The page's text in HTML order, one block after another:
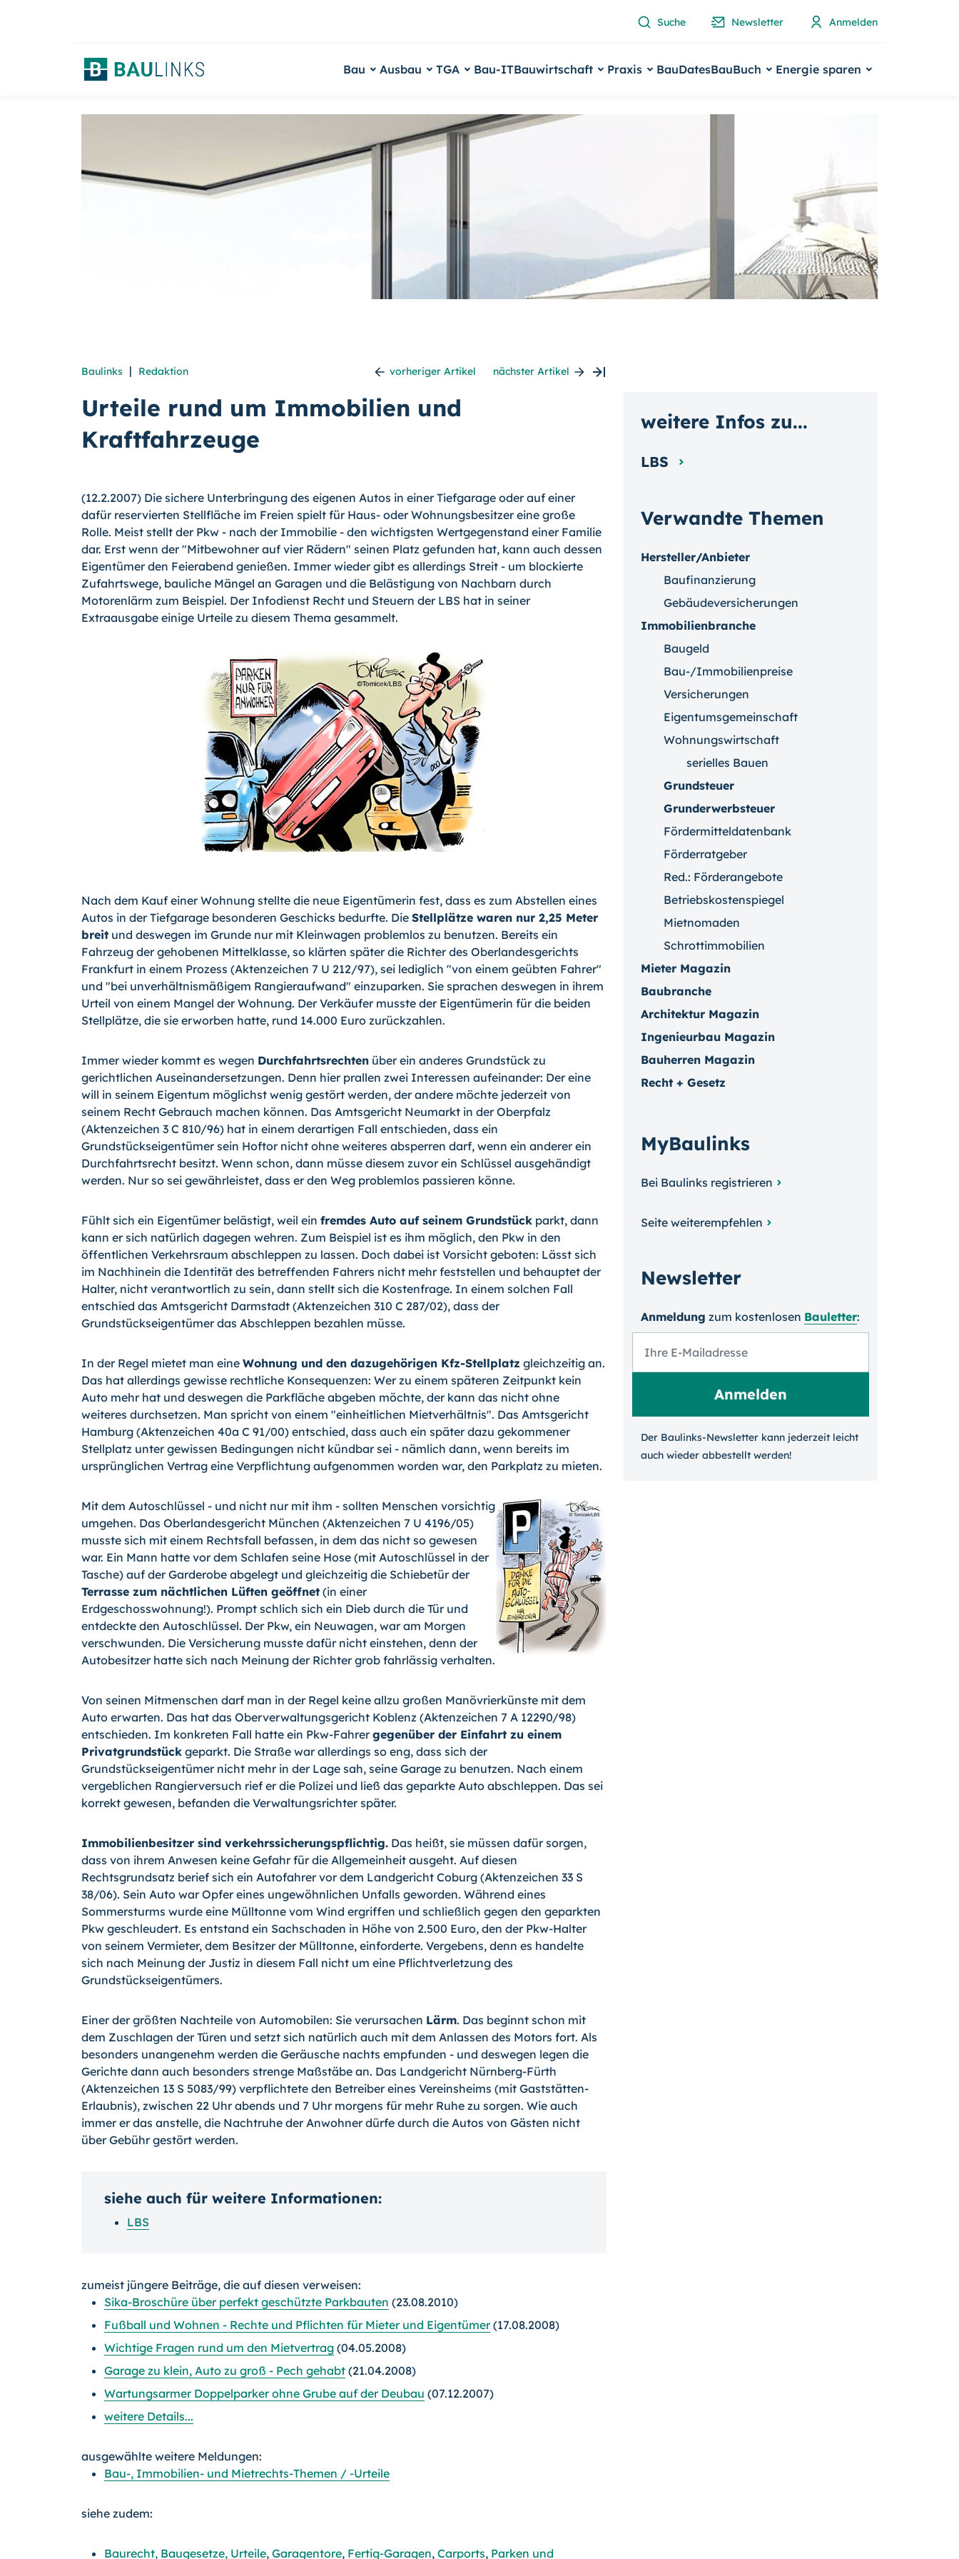
Suche Newsletter Anmelden
Bau Ausbau TGA Bau-ITBauwirtschaft Praxis BauDatesBauBuch Energie sparen
Baulinks | Redaktion vorheriger Artikel nächster Artikel
Urteile rund um Immobilien und
Kraftfahrzeuge
(12.2.2007) Die sichere Unterbringung des eigenen Autos in einer Tiefgarage oder auf einer
dafür reservierten Stellfläche im Freien spielt für Haus- oder Wohnungsbesitzer eine große
Rolle. Meist stellt der Pkw - nach der Immobilie - den wichtigsten Wertgegenstand einer Familie
dar. Erst wenn der "Mitbewohner auf vier Rädern" seinen Platz gefunden hat, kann auch dessen
Eigentümer den Feierabend genießen. Immer wieder gibt es allerdings Streit - um blockierte
Zufahrtswege, bauliche Mängel an Garagen und die Belästigung von Nachbarn durch
Motorenlärm zum Beispiel. Der Infodienst Recht und Steuern der LBS hat in seiner
Extraausgabe einige Urteile zu diesem Thema gesammelt.
Nach dem Kauf einer Wohnung stellte die neue Eigentümerin fest, dass es zum Abstellen eines
Autos in der Tiefgarage besonderen Geschicks bedurfte. Die Stellplätze waren nur 2,25 Meter
breit und deswegen im Grunde nur mit Kleinwagen problemlos zu benutzen. Bereits ein
Fahrzeug der gehobenen Mittelklasse, so klärten später die Richter des Oberlandesgerichts
Frankfurt in einem Prozess (Aktenzeichen 7 U 212/97), sei lediglich "von einem geübten Fahrer"
und "bei unverhältnismäßigem Rangieraufwand" einzuparken. Sie sprachen deswegen in ihrem
Urteil von einem Mangel der Wohnung. Der Verkäufer musste der Eigentümerin für die beiden
Stellplätze, die sie erworben hatte, rund 14.000 Euro zurückzahlen.
Immer wieder kommt es wegen Durchfahrtsrechten über ein anderes Grundstück zu
gerichtlichen Auseinandersetzungen. Denn hier prallen zwei Interessen aufeinander: Der eine
will in seinem Eigentum möglichst wenig gestört werden, der andere möchte jederzeit von
seinem Recht Gebrauch machen können. Das Amtsgericht Neumarkt in der Oberpfalz
(Aktenzeichen 3 C 810/96) hat in einem derartigen Fall entschieden, dass ein
Grundstückseigentümer sein Hoftor nicht ohne weiteres absperren darf, wenn ein anderer ein
Durchfahrtsrecht besitzt. Wenn schon, dann müsse diesem zuvor ein Schlüssel ausgehändigt
werden. Nur so sei gewährleistet, dass er den Weg problemlos passieren könne.
Fühlt sich ein Eigentümer belästigt, weil ein fremdes Auto auf seinem Grundstück parkt, dann
kann er sich natürlich dagegen wehren. Zum Beispiel ist es ihm möglich, den Pkw in den
öffentlichen Verkehrsraum abschleppen zu lassen. Doch dabei ist Vorsicht geboten: Lässt sich
im Nachhinein die Identität des betreffenden Fahrers nicht mehr feststellen und behauptet der
Halter, nicht verantwortlich zu sein, dann stellt sich die Kostenfrage. In einem solchen Fall
entschied das Amtsgericht Darmstadt (Aktenzeichen 310 C 287/02), dass der
Grundstückseigentümer das Abschleppen bezahlen müsse.
In der Regel mietet man eine Wohnung und den dazugehörigen Kfz-Stellplatz gleichzeitig an.
Das hat allerdings gewisse rechtliche Konsequenzen: Wer zu einem späteren Zeitpunkt kein
Auto mehr hat und deswegen die Parkfläche abgeben möchte, der kann das nicht ohne
weiteres durchsetzen. Man spricht von einem "einheitlichen Mietverhältnis". Das Amtsgericht
Hamburg (Aktenzeichen 40a C 91/00) entschied, dass auch ein später dazu gekommener
Stellplatz unter gewissen Bedingungen nicht kündbar sei - nämlich dann, wenn bereits im
ursprünglichen Vertrag eine Verpflichtung aufgenommen worden war, den Parkplatz zu mieten.
Mit dem Autoschlüssel - und nicht nur mit ihm - sollten Menschen vorsichtig
umgehen. Das Oberlandesgericht München (Aktenzeichen 7 U 4196/05)
musste sich mit einem Rechtsfall befassen, in dem das nicht so gewesen
war. Ein Mann hatte vor dem Schlafen seine Hose (mit Autoschlüssel in der
Tasche) auf der Garderobe abgelegt und gleichzeitig die Schiebetür der
Terrasse zum nächtlichen Lüften geöffnet (in einer
Erdgeschosswohnung!). Prompt schlich sich ein Dieb durch die Tür und
entdeckte den Autoschlüssel. Der Pkw, ein Neuwagen, war am Morgen
verschwunden. Die Versicherung musste dafür nicht einstehen, denn der
Autobesitzer hatte sich nach Meinung der Richter grob fahrlässig verhalten.
Von seinen Mitmenschen darf man in der Regel keine allzu großen Manövrierkünste mit dem
Auto erwarten. Das hat das Oberverwaltungsgericht Koblenz (Aktenzeichen 7 A 12290/98)
entschieden. Im konkreten Fall hatte ein Pkw-Fahrergegenüber der Einfahrt zu einem
Privatgrundstück geparkt. Die Straße war allerdings so eng, dass sich der
Grundstückseigentümer nicht mehr in der Lage sah, seine Garage zu benutzen. Nach einem
vergeblichen Rangierversuch rief er die Polizei und ließ das geparkte Auto abschleppen. Das sei
korrekt gewesen, befanden die Verwaltungsrichter später.
Immobilienbesitzer sind verkehrssicherungspflichtig. Das heißt, sie müssen dafür sorgen,
dass von ihrem Anwesen keine Gefahr für die Allgemeinheit ausgeht. Auf diesen
Rechtsgrundsatz berief sich ein Autofahrer vor dem Landgericht Coburg (Aktenzeichen 33 S
38/06). Sein Auto war Opfer eines ungewöhnlichen Unfalls geworden. Während eines
Sommersturms wurde eine Mülltonne vom Wind ergriffen und schließlich gegen den geparkten
Pkw geschleudert. Es entstand ein Sachschaden in Höhe von 2.500 Euro, den der Pkw-Halter
von seinem Vermieter, dem Besitzer der Mülltonne, einforderte. Vergebens, denn es handelte
sich nach Meinung der Justiz in diesem Fall nicht um eine Pflichtverletzung des
Grundstückseigentümers.
Einer der größten Nachteile von Automobilen: Sie verursachen Lärm. Das beginnt schon mit
dem Zuschlagen der Türen und setzt sich natürlich auch mit dem Anlassen des Motors fort. Als
besonders unangenehm werden die Geräusche nachts empfunden - und deswegen legen die
Gerichte dann auch besonders strenge Maßstäbe an. Das Landgericht Nürnberg-Fürth
(Aktenzeichen 13 S 5083/99) verpflichtete den Betreiber eines Vereinsheims (mit Gaststätten-
Erlaubnis), zwischen 22 Uhr abends und 7 Uhr morgens für mehr Ruhe zu sorgen. Wie auch
immer er das anstelle, die Nachtruhe der Anwohner dürfe durch die Autos von Gästen nicht
über Gebühr gestört werden.
siehe auch für weitere Informationen:
LBS
zumeist jüngere Beiträge, die auf diesen verweisen:
Sika-Broschüre über perfekt geschützte Parkbauten (23.08.2010)
Fußball und Wohnen - Rechte und Pflichten für Mieter und Eigentümer(17.08.2008)
Wichtige Fragen rund um den Mietvertrag (04.05.2008)
Garage zu klein, Auto zu groß - Pech gehabt (21.04.2008)
Wartungsarmer Doppelparker ohne Grube auf der Deubau (07.12.2007)
weitere Details...
ausgewählte weitere Meldungen:
Bau-, Immobilien- und Mietrechts-Themen / -Urteile
siehe zudem:
Baurecht, Baugesetze, Urteile, Garagentore, Fertig-Garagen, Carports, Parken und
Verwandte Themen
Hersteller/Anbieter
Baufinanzierung
Gebäudeversicherungen
Immobilienbranche
Baugeld
Bau-/Immobilienpreise
Versicherungen
Eigentumsgemeinschaft
Wohnungswirtschaft
serielles Bauen
Grundsteuer
Grunderwerbsteuer
Fördermitteldatenbank
Förderratgeber
Red.: Förderangebote
Betriebskostenspiegel
Mietnomaden
Schrottimmobilien
Mieter Magazin
Baubranche
Architektur Magazin
Ingenieurbau Magazin
Bauherren Magazin
Recht + Gesetz
MyBaulinks
Bei Baulinks registrieren
Seite weiterempfehlen
Newsletter
Anmeldung zum kosten­losen Bauletter:
Der Baulinks-Newsletter kann jeder­zeit leicht
auch wieder ab­bestellt werden!
weitere Infos zu...
LBS